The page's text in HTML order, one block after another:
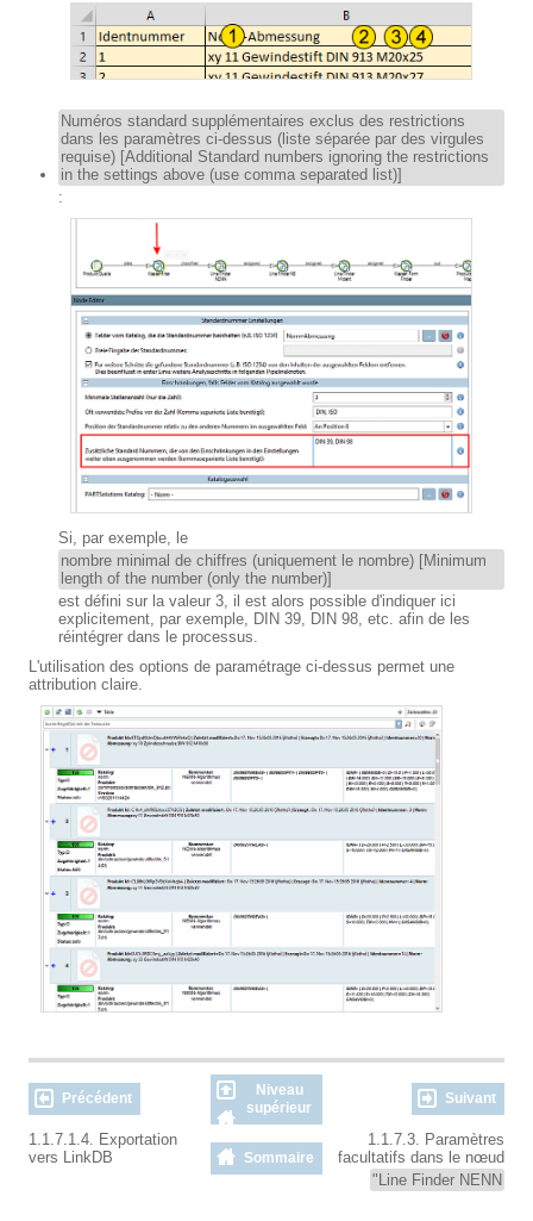
Numéros standard supplémentaires exclus des restrictions
dans les paramètres ci-dessus (liste séparée par des virgules
requise) [Additional Standard numbers ignoring the restrictions
in the settings above (use comma separated list)]
:
Si, par exemple, le
nombre minimal de chiffres (uniquement le nombre) [Minimum
length of the number (only the number)]
est défini sur la valeur 3, il est alors possible d'indiquer ici
explicitement, par exemple, DIN 39, DIN 98, etc. afin de les
réintégrer dans le processus.
L'utilisation des options de paramétrage ci-dessus permet une
attribution claire.
Précédent
Niveau
supérieur
Suivant
1.1.7.1.4. Exportation
vers LinkDB
Sommaire
1.1.7.3. Paramètres
facultatifs dans le nœud
"Line Finder NENN